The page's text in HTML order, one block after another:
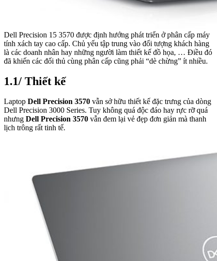
Dell Precision 15 3570 được định hướng phát triển ở phân cấp máy
tính xách tay cao cấp. Chủ yếu tập trung vào đối tượng khách hàng
là các doanh nhân hay những người làm thiết kế đồ họa, … Điều đó
đã khiến các đối thủ cùng phân cấp cũng phải “dè chừng” ít nhiều.
1.1/ Thiết kế
Laptop Dell Precision 3570 vẫn sở hữu thiết kế đặc trưng của dòng
Dell Precision 3000 Series. Tuy không quá độc đáo hay rực rỡ quá
nhưng Dell Precision 3570 vẫn đem lại vẻ đẹp đơn giản mà thanh
lịch trông rất tinh tế.